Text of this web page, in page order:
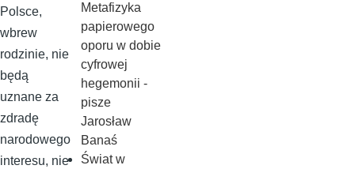
Polsce,
wbrew
rodzinie, nie
będą
uznane za
zdradę
narodowego
interesu, nie
Metafizyka
papierowego
oporu w dobie
cyfrowej
hegemonii -
pisze
Jarosław
Banaś
Świat w